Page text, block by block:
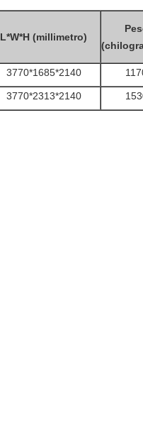
L*W*H (millimetro)
3770*1685*2140
3770*2313*2140